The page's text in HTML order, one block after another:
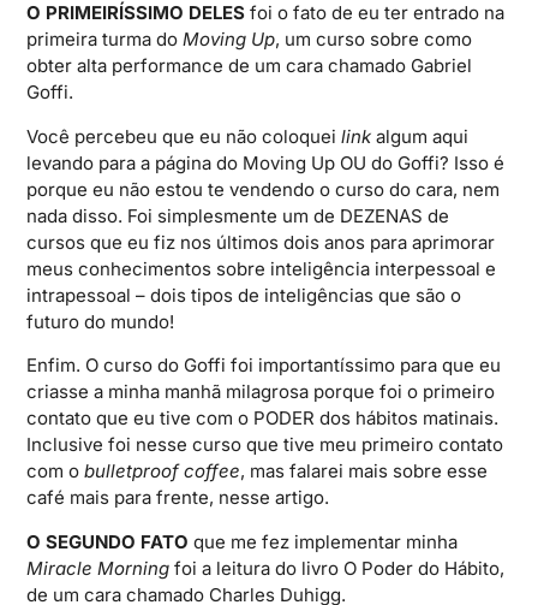
O PRIMEIRÍSSIMO DELES foi o fato de eu ter entrado na
primeira turma doMoving Up, um curso sobre como
obter alta performance de um cara chamado Gabriel
Goffi.
Você percebeu que eu não coloqueilink algum aqui
levando para a página do Moving Up OU do Goffi? Isso é
porque eu não estou te vendendo o curso do cara, nem
nada disso. Foi simplesmente um de DEZENAS de
cursos que eu fiz nos últimos dois anos para aprimorar
meus conhecimentos sobre inteligência interpessoal e
intrapessoal – dois tipos de inteligências que são o
futuro do mundo!
Enfim. O curso do Goffi foi importantíssimo para que eu
criasse a minha manhã milagrosa porque foi o primeiro
contato que eu tive com o PODER dos hábitos matinais.
Inclusive foi nesse curso que tive meu primeiro contato
com obulletproof coffee, mas falarei mais sobre esse
café mais para frente, nesse artigo.
O SEGUNDO FATO que me fez implementar minha
Miracle Morning foi a leitura do livro O Poder do Hábito,
de um cara chamado Charles Duhigg.